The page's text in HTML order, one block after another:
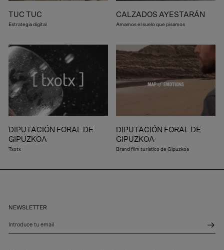
TUC TUC
Estrategia digital
CALZADOS AYESTARÁN
Amamos el suelo que pisamos
DIPUTACIÓN FORAL DE
GIPUZKOA
Txotx
DIPUTACIÓN FORAL DE
GIPUZKOA
Brand film turístico de Gipuzkoa
NEWSLETTER
Introduce tu email